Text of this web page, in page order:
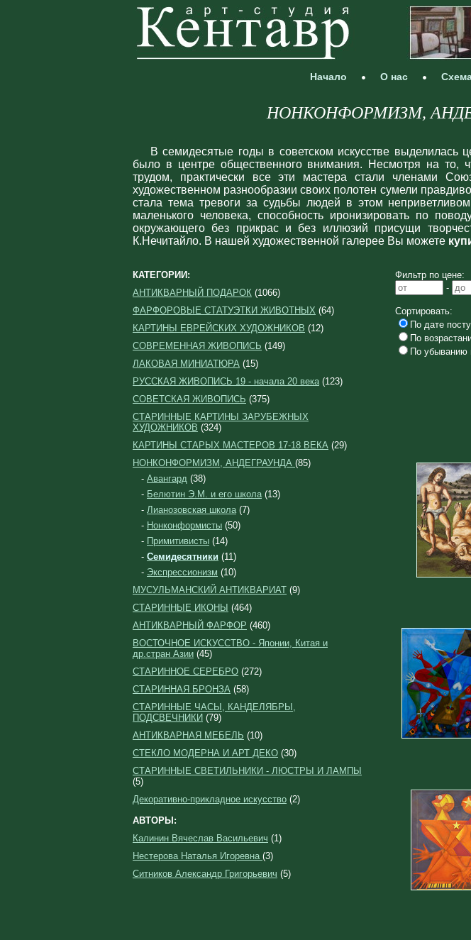
Начало О нас
НОНКОНФОРМИЗМ,
В семидесятые годы в советском искусстве выделилась
было в центре общественного внимания. Несмотря на то,
трудом, практически все эти мастера стали членами
художественном разнообразии своих полотен сумели
стала тема тревоги за судьбы людей в этом
маленького человека, способность иронизировать по
окружающего без прикрас и без иллюзий присущи
К.Нечитайло. В нашей художественной галерее Вы можете
КАТЕГОРИИ:
АНТИКВАРНЫЙ ПОДАРОК (1066)
ФАРФОРОВЫЕ СТАТУЭТКИ ЖИВОТНЫХ (64)
КАРТИНЫ ЕВРЕЙСКИХ ХУДОЖНИКОВ (12)
СОВРЕМЕННАЯ ЖИВОПИСЬ (149)
ЛАКОВАЯ МИНИАТЮРА (15)
РУССКАЯ ЖИВОПИСЬ 19 - начала 20 века(123)
СОВЕТСКАЯ ЖИВОПИСЬ (375)
СТАРИННЫЕ КАРТИНЫ ЗАРУБЕЖНЫХ
ХУДОЖНИКОВ (324)
КАРТИНЫ СТАРЫХ МАСТЕРОВ 17-18 ВЕКА (29)
НОНКОНФОРМИЗМ, АНДЕГРАУНДА (85)
- Авангард (38)
- Белютин Э.М. и его школа(13)
- Лианозовская школа(7)
- Нонконформисты (50)
- Примитивисты (14)
- Семидесятники (11)
- Экспрессионизм (10)
МУСУЛЬМАНСКИЙ АНТИКВАРИАТ (9)
СТАРИННЫЕ ИКОНЫ (464)
АНТИКВАРНЫЙ ФАРФОР (460)
ВОСТОЧНОЕ ИСКУССТВО - Японии, Китая и
др.стран Азии (45)
СТАРИННОЕ СЕРЕБРО (272)
СТАРИННАЯ БРОНЗА (58)
СТАРИННЫЕ ЧАСЫ, КАНДЕЛЯБРЫ,
ПОДСВЕЧНИКИ (79)
АНТИКВАРНАЯ МЕБЕЛЬ (10)
СТЕКЛО МОДЕРНА И АРТ ДЕКО (30)
СТАРИННЫЕ СВЕТИЛЬНИКИ - ЛЮСТРЫ И ЛАМПЫ
(5)
Декоративно-прикладное искусство (2)
АВТОРЫ:
Калинин Вячеслав Васильевич (1)
Нестерова Наталья Игоревна (3)
Ситников Александр Григорьевич (5)
Фильтр по цене:
-
Сортировать:
По дате
По
По убыванию